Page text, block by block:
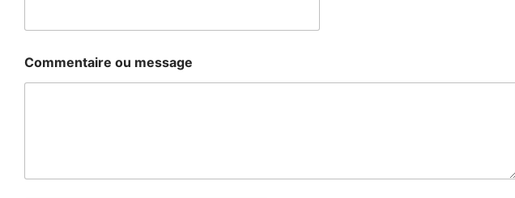
Commentaire ou message